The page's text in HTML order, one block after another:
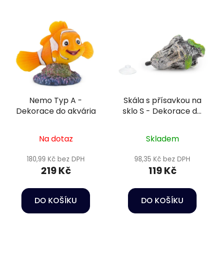
Nemo Typ A -
Dekorace do akvária
Na dotaz
180,99 Kč bez DPH
219 Kč
DO KOŠÍKU
Skála s přísavkou na
sklo S - Dekorace do
Skladem
98,35 Kč bez DPH
119 Kč
DO KOŠÍKU